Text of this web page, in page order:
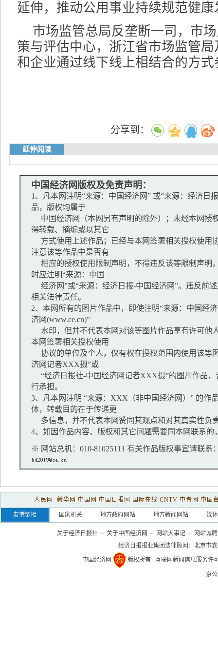
延伸，推动公用事业持续规范健康
市场监管总局反垄断一司，市
策与评估中心，浙江省市场监管
和企业通过线下线上相结合的方
分享到：
延伸阅读
中国经济网版权及免责声明：
1、凡本网注明“来源：中国经济网” 或“来源：经济日
品，版权均属于
中国经济网（本网另有声明的除外）；未经本网授
得转载、摘编或以其它
方式使用上述作品；已经与本网签署相关授权使用
注意该等作品中是否有
相应的授权使用限制声明，不得违反该等限制声明
时应注明“来源：中国
经济网”或“来源：经济日报-中国经济网”。违反前
相关法律责任。
2、本网所有的图片作品中，即使注明“来源：中国经
济网(www.ce.cn)”
水印，但并不代表本网对该等图片作品享有许可他
本网签署相关授权使用
协议的单位及个人，仅有权在授权范围内使用该等
济网记者XXX摄”或
“经济日报社-中国经济网记者XXX摄”的图片作品，
行承担。
3、凡本网注明 “来源：XXX（非中国经济网）” 的作
体，转载目的在于传递更
多信息，并不代表本网赞同其观点和对其真实性负
4、如因作品内容、版权和其它问题需要同本网联系的
※ 网站总机：010-81025111 有关作品版权事宜请联系
人民网 新华网 中国网 中国日报网 国际在线 CNTV 中青网 中国
友情链接 国家机关 地方政府网站 地方新闻网站 媒
关于经济日报社 － 关于中国经济网 － 网站大事记 － 网站诚聘
经济日报报业集团法律顾问： 北京市
中国经济网 版权所有 互联网新闻信息服务许
京